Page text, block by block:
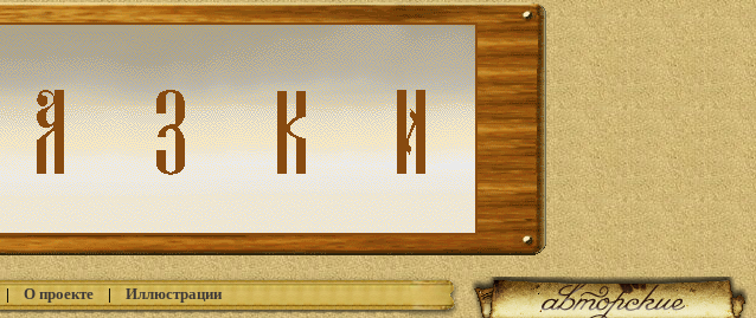
О проекте| Иллюстрации